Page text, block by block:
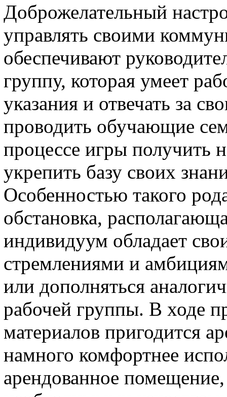
Доброжелательный
управлять своими
обеспечивают
группу, которая умеет
указания и отвечать за
проводить обучающие
процессе игры получить
укрепить базу своих
Особенностью такого
обстановка,
индивидуум обладает
стремлениями и
или дополняться
рабочей группы. В ходе
материалов пригодится
намного комфортнее
арендованное